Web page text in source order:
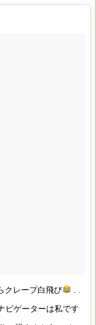
クレープ白飛び
ビゲーターは私です